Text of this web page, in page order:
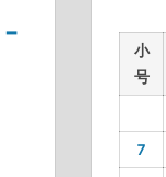
小
号
7